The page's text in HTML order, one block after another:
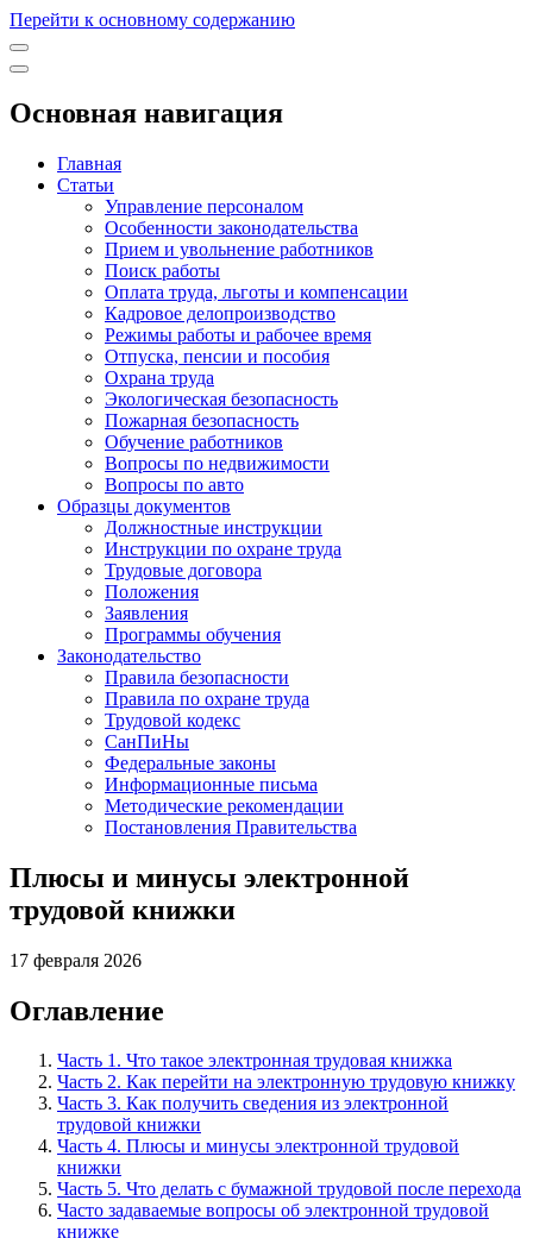
Перейти к основному содержанию
Основная навигация
Главная
Статьи
Управление персоналом
Особенности законодательства
Прием и увольнение работников
Поиск работы
Оплата труда, льготы и компенсации
Кадровое делопроизводство
Режимы работы и рабочее время
Отпуска, пенсии и пособия
Охрана труда
Экологическая безопасность
Пожарная безопасность
Обучение работников
Вопросы по недвижимости
Вопросы по авто
Образцы документов
Должностные инструкции
Инструкции по охране труда
Трудовые договора
Положения
Заявления
Программы обучения
Законодательство
Правила безопасности
Правила по охране труда
Трудовой кодекс
СанПиНы
Федеральные законы
Информационные письма
Методические рекомендации
Постановления Правительства
Плюсы и минусы электронной
трудовой книжки
17 февраля 2026
Оглавление
Часть 1. Что такое электронная трудовая книжка
Часть 2. Как перейти на электронную трудовую книжку
Часть 3. Как получить сведения из электронной
трудовой книжки
Часть 4. Плюсы и минусы электронной трудовой
книжки
Часть 5. Что делать с бумажной трудовой после перехода
Часто задаваемые вопросы об электронной трудовой
книжке